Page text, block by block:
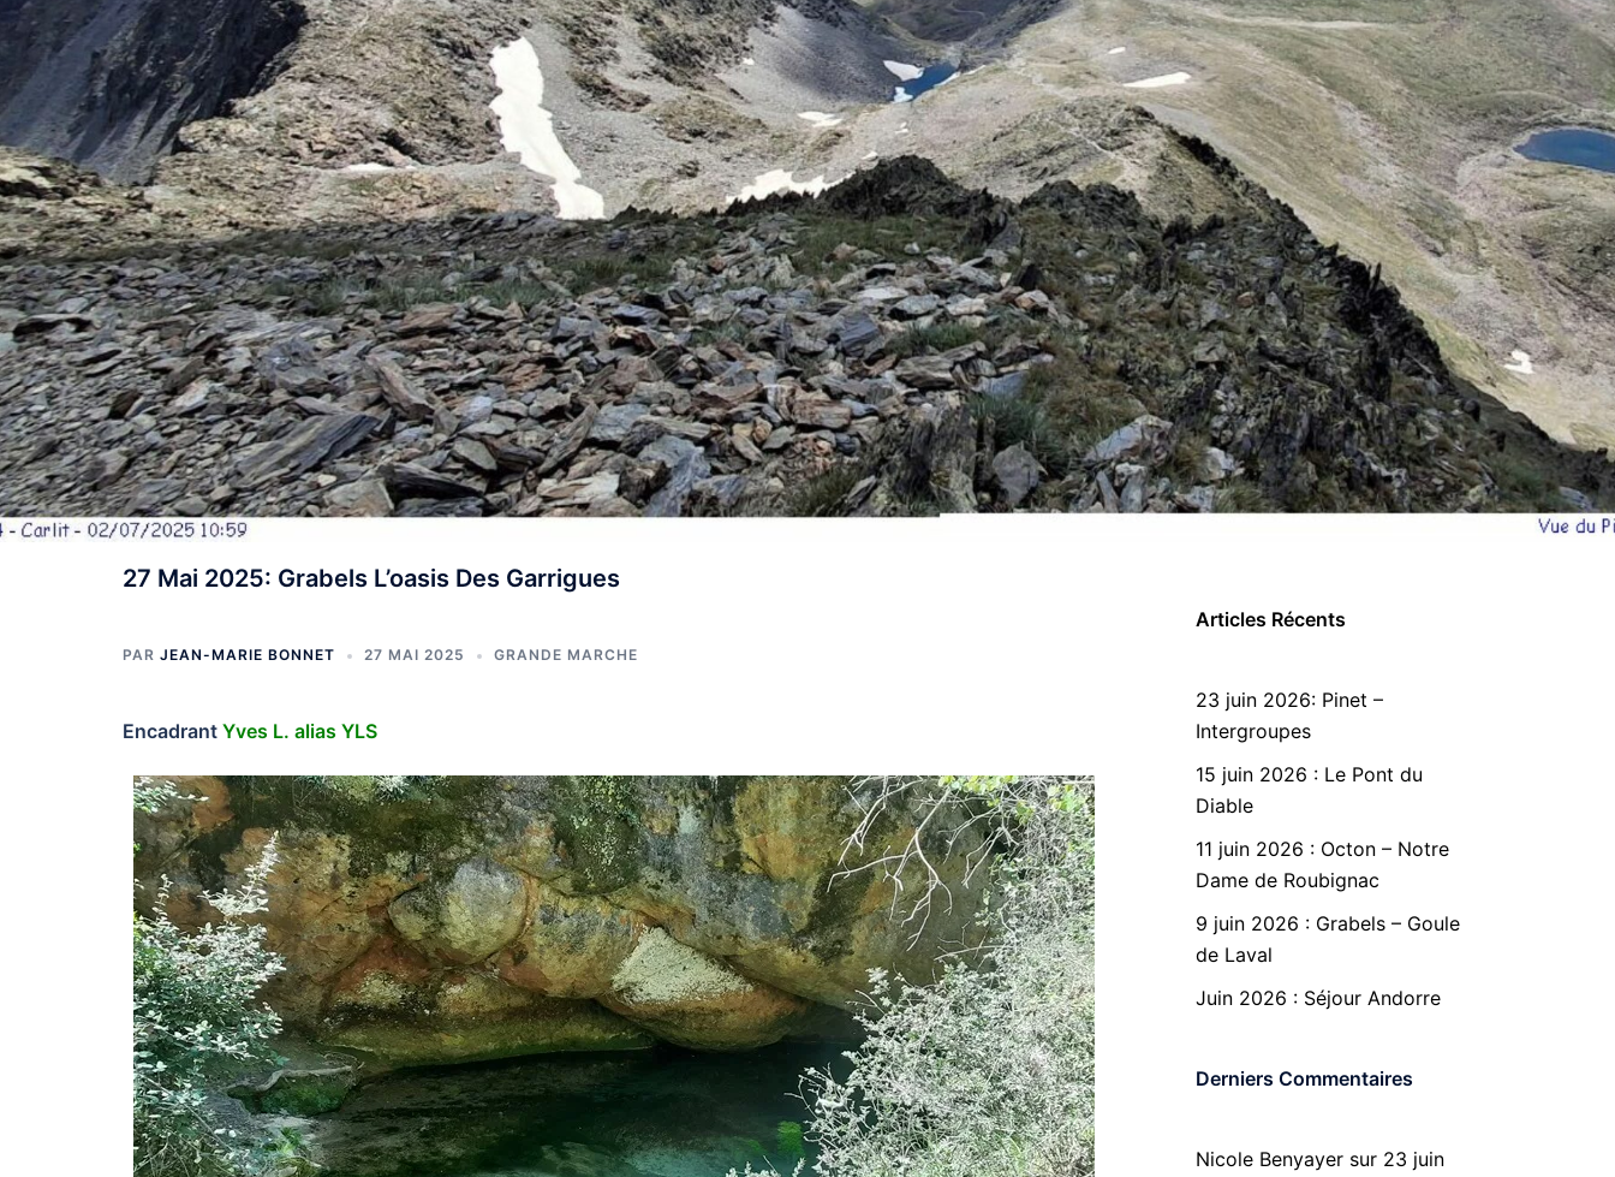
27 Mai 2025: Grabels L’oasis Des Garrigues
PAR JEAN-MARIE BONNET 27 MAI 2025 GRANDE MARCHE
Encadrant Yves L. alias YLS
Articles Récents
23 juin 2026: Pinet –
Intergroupes
15 juin 2026 : Le Pont du
Diable
11 juin 2026 : Octon – Notre
Dame de Roubignac
9 juin 2026 : Grabels – Goule
de Laval
Juin 2026 : Séjour Andorre
Derniers Commentaires
Nicole Benyayersur 23 juin